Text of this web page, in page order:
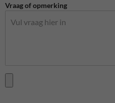
Vraag of opmerking